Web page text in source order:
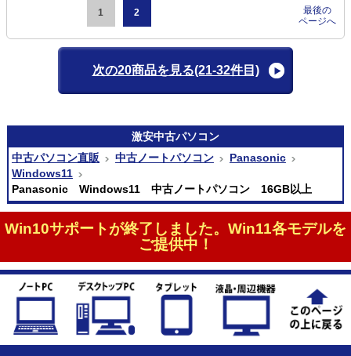
1 2
最後の
ページへ
次の20商品を見る(21-32件目)
激安中古パソコン
中古パソコン直販
中古ノートパソコン
Panasonic
Windows11
Panasonic Windows11 中古ノートパソコン 16GB以上
Win10サポートが終了しました。Win11各モデルを
ご提供中！